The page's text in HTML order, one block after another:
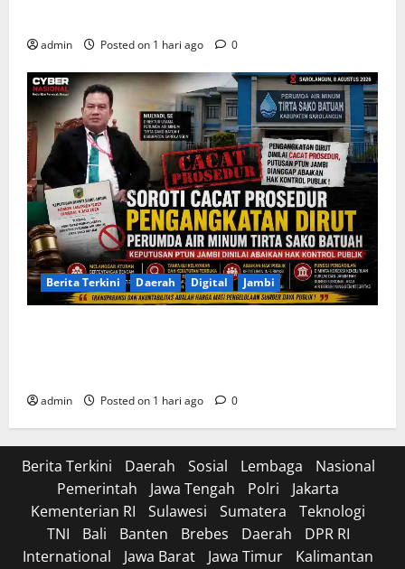
admin Posted on 1 hari ago 0
Berita Terkini Daerah Digital Jambi
admin Posted on 1 hari ago 0
Berita Terkini Daerah Sosial Lembaga
Nasional
Pemerintah
Jawa Tengah Polri
Jakarta
Kementerian RI
Sulawesi Sumatera
Teknologi
TNI
Bali Banten Brebes Daerah
DPR RI
International
Jawa Barat Jawa Timur Kalimantan